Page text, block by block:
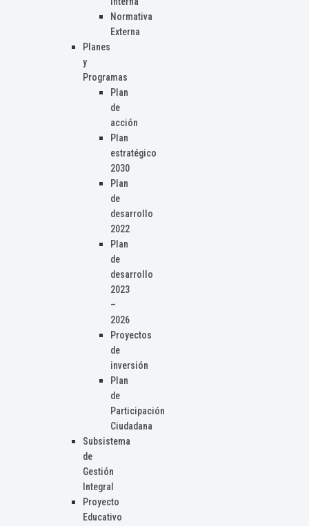
Normativa
Externa
Planes
y
Programas
Plan
de
acción
Plan
estratégico
2030
Plan
de
desarrollo
2022
Plan
de
desarrollo
2023
–
2026
Proyectos
de
inversión
Plan
de
Participación
Ciudadana
Subsistema
de
Gestión
Integral
Proyecto
Educativo